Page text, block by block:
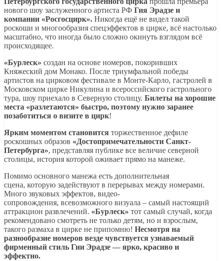
нового шоу заслуженного артиста РФ Гия Эрадзе и
компании «Росгосцирк». Никогда ещё не видел такой
роскоши и многообразия спецэффектов в цирке, всё настолько
масштабно, что иногда было сложно окинуть взглядом всё
происходящее.
«Бурлеск» создан на основе номеров, покоривших
Княжеский дом Монако. После триумфальной победы
артистов на цирковом фестивале в Монте-Карло, гастролей в
Московском цирке Никулина и всероссийского гастрольного
тура, шоу приехало в Северную столицу. Билеты на хорошие
места «разлетаются» быстро, поэтому нужно заранее
позаботиться о визите в цирк!
Ярким моментом становится торжественное дефиле
роскошных образов «Достопримечательности Санкт-
Петербурга», представляя публике все величие северной
столицы, история которой оживает прямо на манеже.
Помимо основного манежа есть дополнительная
сцена, которую задействуют в перерывах между номерами.
Много звуковых эффектов, видео-
сопровождения, всевозможного визуала – самый настоящий
аттракцион развлечений. «Бурлеск» тот самый случай, когда
рекомендовано смотреть не только детям, но и взрослым,
такого размаха в цирке не припомню! Несмотря на
разнообразие номеров везде чувствуется узнаваемый
фирменный стиль Гии Эрадзе — ярко, красиво и
эффектно.